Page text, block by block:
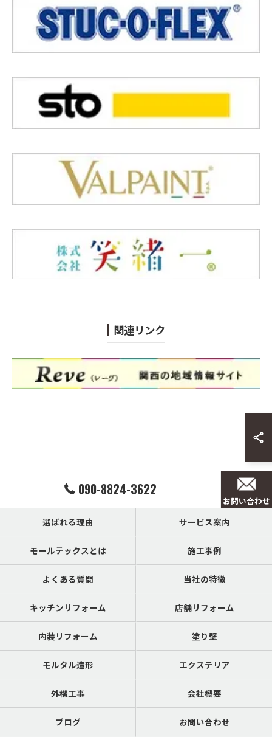
関連リンク
090-8824-3622
お問い合わせ
選ばれる理由 サービス案内
モールテックスとは 施工事例
よくある質問 当社の特徴
キッチンリフォーム 店舗リフォーム
内装リフォーム 塗り壁
モルタル造形 エクステリア
外構工事 会社概要
ブログ お問い合わせ